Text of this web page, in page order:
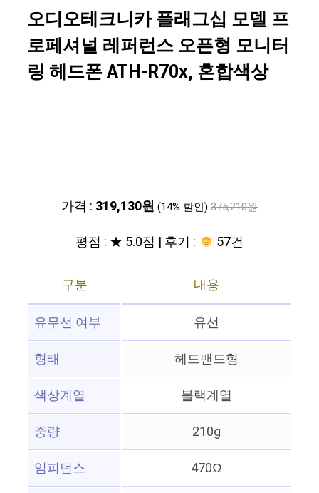
오디오테크니카 플래그십 모델 프
로페셔널 레퍼런스 오픈형 모니터
링 헤드폰 ATH-R70x, 혼합색상
가격 : 319,130원 (14% 할인) 375,210원
평점 : ★ 5.0점 | 후기 : 57건
구분
내용
유무선 여부
유선
형태
헤드밴드형
색상계열
블랙계열
중량
210g
임피던스
470Ω